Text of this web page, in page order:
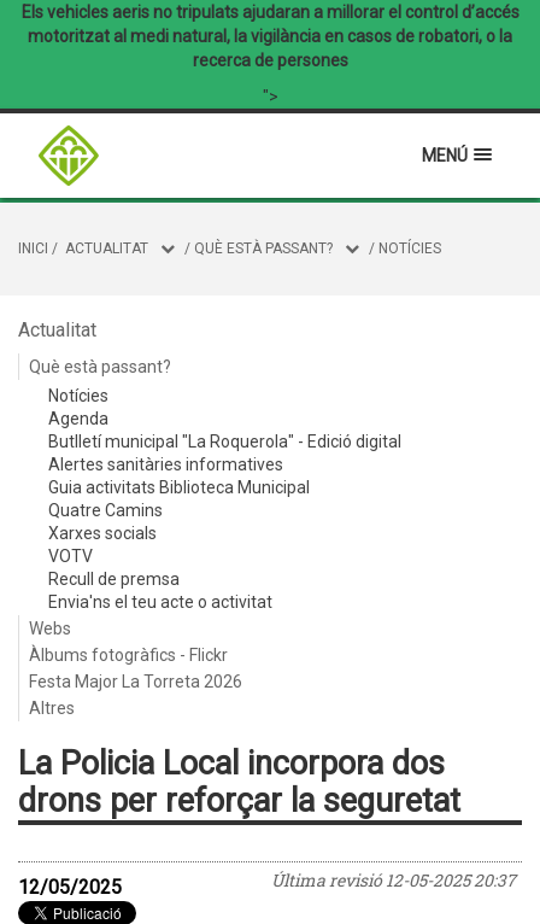
Els vehicles aeris no tripulats ajudaran a millorar el control d’accés
motoritzat al medi natural, la vigilància en casos de robatori, o la
recerca de persones
">
MENÚ
INICI / ACTUALITAT / QUÈ ESTÀ PASSANT? / NOTÍCIES
Actualitat
Què està passant?
Notícies
Agenda
Butlletí municipal "La Roquerola" - Edició digital
Alertes sanitàries informatives
Guia activitats Biblioteca Municipal
Quatre Camins
Xarxes socials
VOTV
Recull de premsa
Envia'ns el teu acte o activitat
Webs
Àlbums fotogràfics - Flickr
Festa Major La Torreta 2026
Altres
La Policia Local incorpora dos
drons per reforçar la seguretat
Última revisió12-05-2025 20:37
12/05/2025